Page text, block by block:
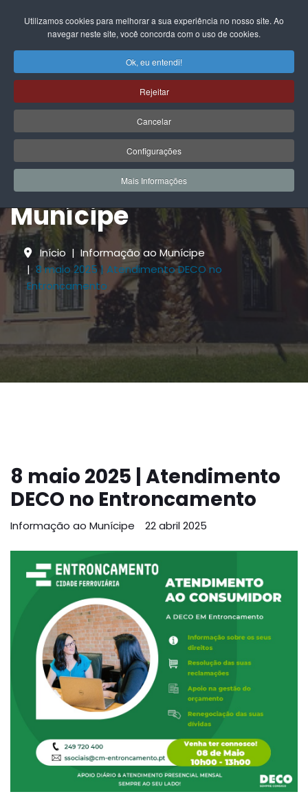
FR ES
Informação ao
Munícipe
Início
Informação ao Munícipe
8 maio 2025 | Atendimento DECO no
Entroncamento
8 maio 2025 | Atendimento
DECO no Entroncamento
Informação ao Munícipe 22 abril 2025
Utilizamos cookies para melhorar a sua experiência no nosso site. Ao
navegar neste site, você concorda com o uso de cookies.
Ok, eu entendi!
Rejeitar
Cancelar
Configurações
Mais Informações